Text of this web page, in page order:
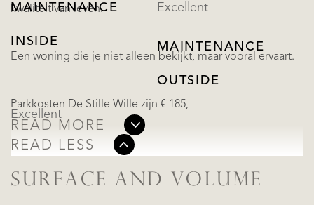
kwaliteit van leven.
Een woning die je niet alleen bekijkt, maar vooral ervaart.
Parkkosten De Stille Wille zijn € 185,-
READ MORE
READ LESS
MAINTENANCE
INSIDE
Excellent
MAINTENANCE
OUTSIDE
Excellent
SURFACE AND VOLUME